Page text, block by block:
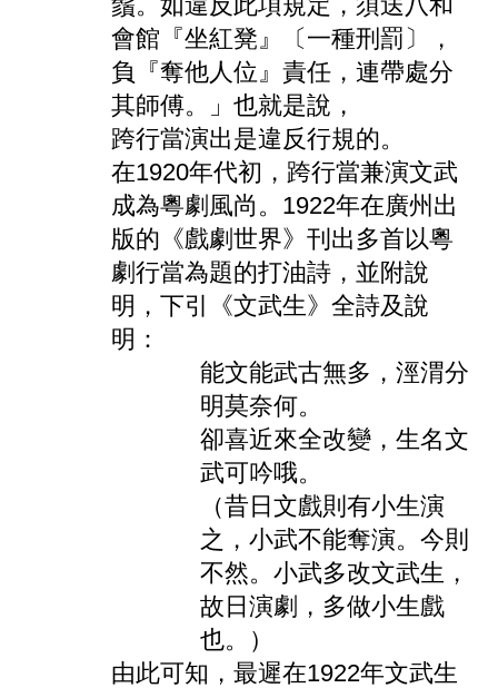
會館『坐紅凳』〔一種刑罰〕，
負『奪他人位』責任，連帶處分
其師傅。」也就是說，
跨行當演出是違反行規的。
在1920年代初，跨行當兼演文武
成為粵劇風尚。1922年在廣州出
版的《戲劇世界》刊出多首以粵
劇行當為題的打油詩，並附說
明，下引《文武生》全詩及說
明：
能文能武古無多，涇渭分
明莫奈何。
卻喜近來全改變，生名文
武可吟哦。
（昔日文戲則有小生演
之，小武不能奪演。今則
不然。小武多改文武生，
故日演劇，多做小生戲
也。）
由此可知，最遲在1922年文武生